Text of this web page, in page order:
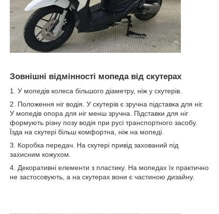
Зовнішні відмінності мопеда від скутерах
1. У мопедів колеса більшого діаметру, ніж у скутерів.
2. Положення ніг водія. У скутерів є зручна підставка для ніг.
У мопедів опора для ніг менш зручна. Підставки для ніг
формують різну позу водія при русі транспортного засобу.
Їзда на скутері більш комфортна, ніж на мопеді.
3. Коробка передач. На скутері привід захований під
захисним кожухом.
4. Декоративні елементи з пластику. На мопедах їх практично
не застосовують, а на скутерах вони є частиною дизайну.